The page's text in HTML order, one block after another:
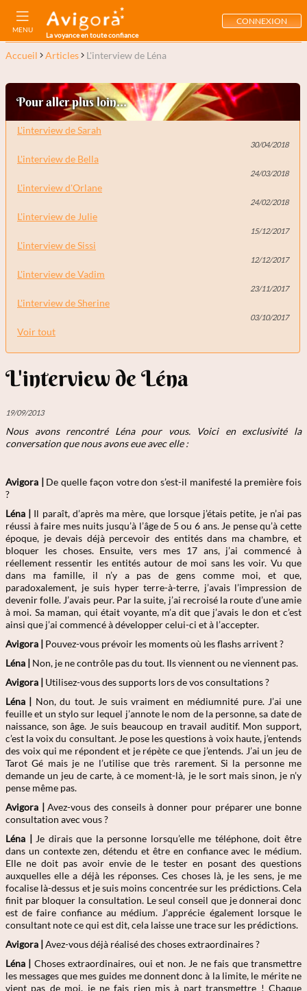
MENU
La voyance en toute confiance
CONNEXION
Accueil Articles L'interview de Léna
Pour aller plus loin...
L'interview de Sarah
30/04/2018
L'interview de Bella
24/03/2018
L'interview d'Orlane
24/02/2018
L'interview de Julie
15/12/2017
L'interview de Sissi
12/12/2017
L'interview de Vadim
23/11/2017
L'interview de Sherine
03/10/2017
Voir tout
L'interview de Léna
19/09/2013
Nous avons rencontré Léna pour vous. Voici en exclusivité la
conversation que nous avons eue avec elle :
Avigora | De quelle façon votre don s’est-il manifesté la première fois
?
Léna | Il paraît, d’après ma mère, que lorsque j’étais petite, je n’ai pas
réussi à faire mes nuits jusqu’à l’âge de 5 ou 6 ans. Je pense qu’à cette
époque, je devais déjà percevoir des entités dans ma chambre, et
bloquer les choses. Ensuite, vers mes 17 ans, j’ai commencé à
réellement ressentir les entités autour de moi sans les voir. Vu que
dans ma famille, il n’y a pas de gens comme moi, et que,
paradoxalement, je suis hyper terre-à-terre, j’avais l’impression de
devenir folle. J’avais peur. Par la suite, j’ai recroisé la route d’une amie
à moi. Sa maman, qui était voyante, m’a dit que j’avais le don et c’est
ainsi que j’ai commencé à développer celui-ci et à l’accepter.
Avigora | Pouvez-vous prévoir les moments où les flashs arrivent ?
Léna | Non, je ne contrôle pas du tout. Ils viennent ou ne viennent pas.
Avigora | Utilisez-vous des supports lors de vos consultations ?
Léna | Non, du tout. Je suis vraiment en médiumnité pure. J’ai une
feuille et un stylo sur lequel j’annote le nom de la personne, sa date de
naissance, son âge. Je suis beaucoup en travail auditif. Mon support,
c’est la voix du consultant. Je pose les questions à voix haute, j’entends
des voix qui me répondent et je répète ce que j’entends. J’ai un jeu de
Tarot Gé mais je ne l’utilise que très rarement. Si la personne me
demande un jeu de carte, à ce moment-là, je le sort mais sinon, je n’y
pense même pas.
Avigora | Avez-vous des conseils à donner pour préparer une bonne
consultation avec vous ?
Léna | Je dirais que la personne lorsqu’elle me téléphone, doit être
dans un contexte zen, détendu et être en confiance avec le médium.
Elle ne doit pas avoir envie de le tester en posant des questions
auxquelles elle a déjà les réponses. Ces choses là, je les sens, je me
focalise là-dessus et je suis moins concentrée sur les prédictions. Cela
finit par bloquer la consultation. Le seul conseil que je donnerai donc
est de faire confiance au médium. J’apprécie également lorsque le
consultant note ce qui est dit, cela laisse une trace sur les prédictions.
Avigora | Avez-vous déjà réalisé des choses extraordinaires ?
Léna | Choses extraordinaires, oui et non. Je ne fais que transmettre
les messages que mes guides me donnent donc à la limite, le mérite ne
vient pas de moi, je ne fais rien mis à part transmettre ! Chaque